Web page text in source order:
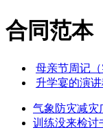
合同范本
母亲节周记（
升学宴的演讲
气象防灾减灾
训练没来检讨